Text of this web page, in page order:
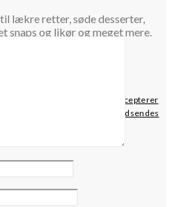
lækre retter, søde desserter,
snaps og likør og meget mere.
du, at du har læst og accepterer
opbevaring af de data, der indsendes